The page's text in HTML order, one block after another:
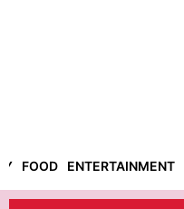
FOOD ENTERTAINMENT